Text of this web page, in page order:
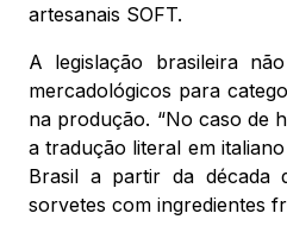
artesanais SOFT.
A legislação brasileira
mercadológicos para
na produção. “No caso de
a tradução literal em
Brasil a partir da década
sorvetes com ingredientes